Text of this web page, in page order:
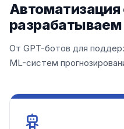
разрабатываем
От GPT-ботов для
ML-систем